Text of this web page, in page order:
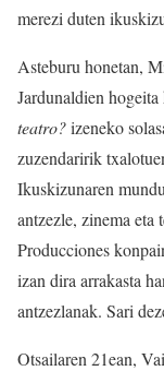
merezi duten
Asteburu honetan,
Jardunaldien
teatro?izeneko
zuzendaririk
Ikuskizunaren
antzezle, zinema
Producciones
izan dira arrakasta
antzezlanak. Sari
Otsailaren 21ean,